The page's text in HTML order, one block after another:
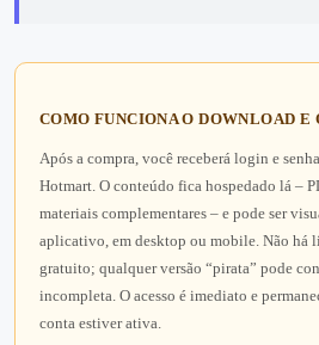
COMO FUNCIONA O DOWNLOAD E
Após a compra, você receberá login e
Hotmart. O conteúdo fica hospedado lá –
materiais complementares – e pode ser
aplicativo, em desktop ou mobile. Não há
gratuito; qualquer versão “pirata” pode
incompleta. O acesso é imediato e
conta estiver ativa.